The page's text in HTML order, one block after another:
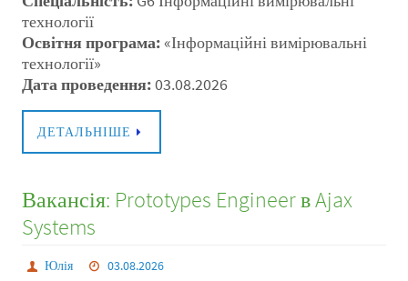
технології
Освітня програма:«Інформаційні вимірювальні
технології»
Дата проведення:03.08.2026
ДЕТАЛЬНІШЕ
Вакансія: Prototypes Engineer в Ajax
Systems
Юлія
03.08.2026